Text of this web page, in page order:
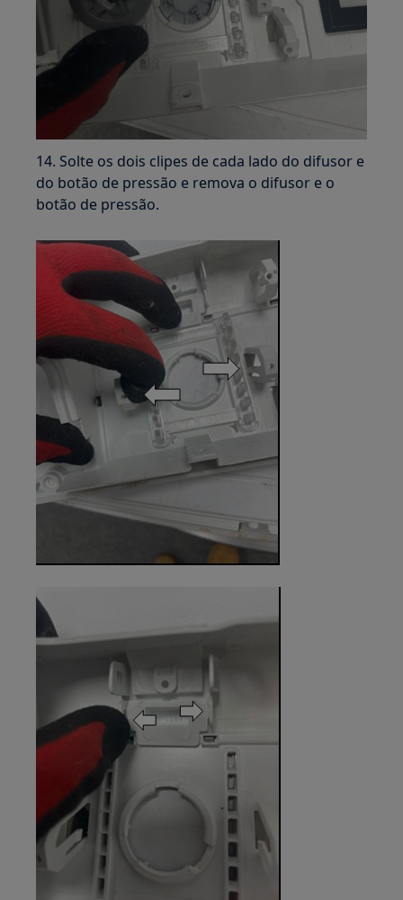
14. Solte os dois clipes de cada lado do difusor e
do botão de pressão e remova o difusor e o
botão de pressão.